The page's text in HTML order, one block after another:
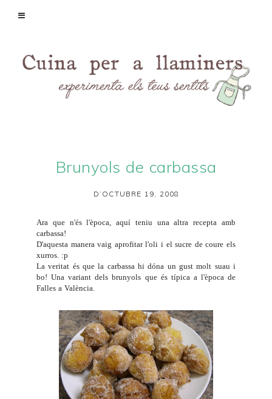
Brunyols de carbassa
D’OCTUBRE 19, 2008
Ara que n'és l'època, aquí teniu una altra recepta amb
carbassa!
D'aquesta manera vaig aprofitar l'oli i el sucre de coure els
xurros. :p
La veritat és que la carbassa hi dóna un gust molt suau i
bo! Una variant dels brunyols que és típica a l'època de
Falles a València.